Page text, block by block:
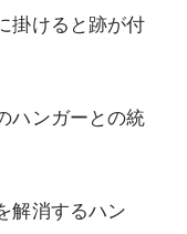
掛けると跡が付
ハンガーとの統
解消するハン